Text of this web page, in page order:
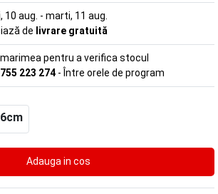
10 aug. - marti, 11 aug.
de livrare gratuită
pentru a verifica stocul
223 274 - Între orele de program